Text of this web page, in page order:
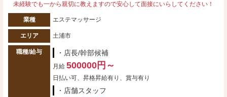
未経験でも一から親切に教えますので安心して面接にいらしてください！
業種 エステマッサージ
エリア 土浦市
職種/給与 ・店長/幹部候補
月給 500000円～
日払い可、昇格昇給有り、賞与有り
・店舗スタッフ